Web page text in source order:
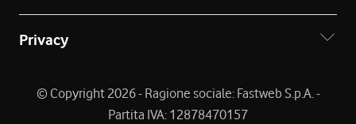
Privacy
© Copyright 2026 - Ragione sociale: Fastweb S.p.A. -
Partita IVA: 12878470157